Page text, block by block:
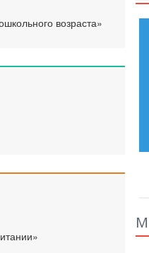
возраста»